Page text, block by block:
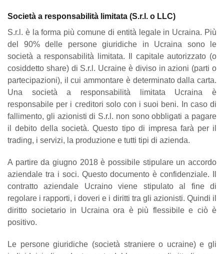
Società a responsabilità limitata (S.r.l. o LLC)
S.r.l. è la forma più comune di entità legale in Ucraina. Più
del 90% delle persone giuridiche in Ucraina sono le
società a responsabilità limitata. Il capitale autorizzato (o
cosiddetto share) di S.r.l. Ucraine è diviso in azioni (parti o
partecipazioni), il cui ammontare è determinato dalla carta.
Una società a responsabilità limitata Ucraina è
responsabile per i creditori solo con i suoi beni. In caso di
fallimento, gli azionisti di S.r.l. non sono obbligati a pagare
il debito della società. Questo tipo di impresa farà per il
trading, i servizi, la produzione e tutti tipi di azienda.
A partire da giugno 2018 è possibile stipulare un accordo
aziendale tra i soci. Questo documento è confidenziale. Il
contratto aziendale Ucraino viene stipulato al fine di
regolare i rapporti, i doveri e i diritti tra gli azionisti. Quindi il
diritto societario in Ucraina ora è più flessibile e ciò è
positivo.
Le persone giuridiche (società straniere o ucraine) e gli